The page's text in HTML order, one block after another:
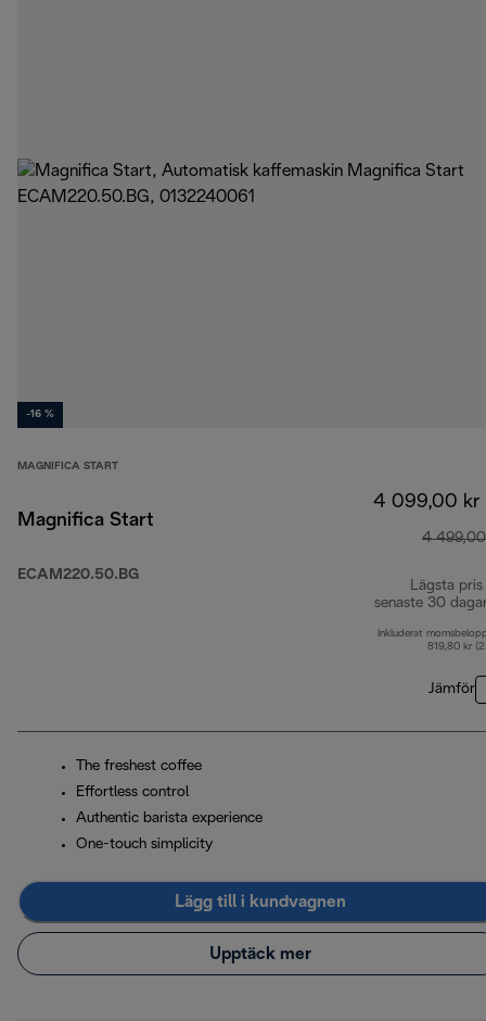
-16 %
MAGNIFICA START
Magnifica Start
ECAM220.50.BG
4 099,00 kr
4
Lägsta pris
senaste 30
Inkluderat
819,80 kr
Jämför
The freshest coffee
Effortless control
Authentic barista experience
One-touch simplicity
Lägg till i kundvagnen
Upptäck mer